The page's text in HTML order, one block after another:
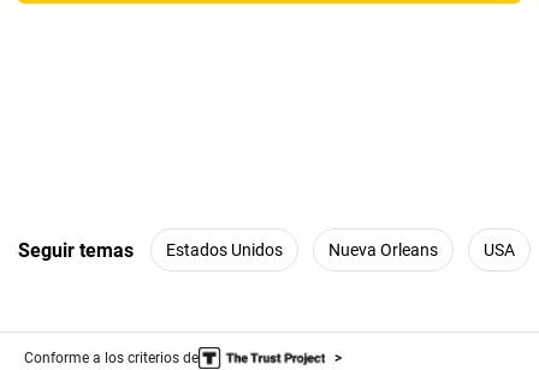
Seguir temas Estados Unidos Nueva Orleans USA
Conforme a los criterios de